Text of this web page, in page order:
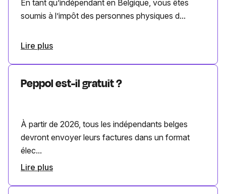
En tant qu’indépendant en Belgique, vous êtes
soumis à l’impôt des personnes physiques d...
Lire plus
Peppol est-il gratuit ?
À partir de 2026, tous les indépendants belges
devront envoyer leurs factures dans un format
élec...
Lire plus